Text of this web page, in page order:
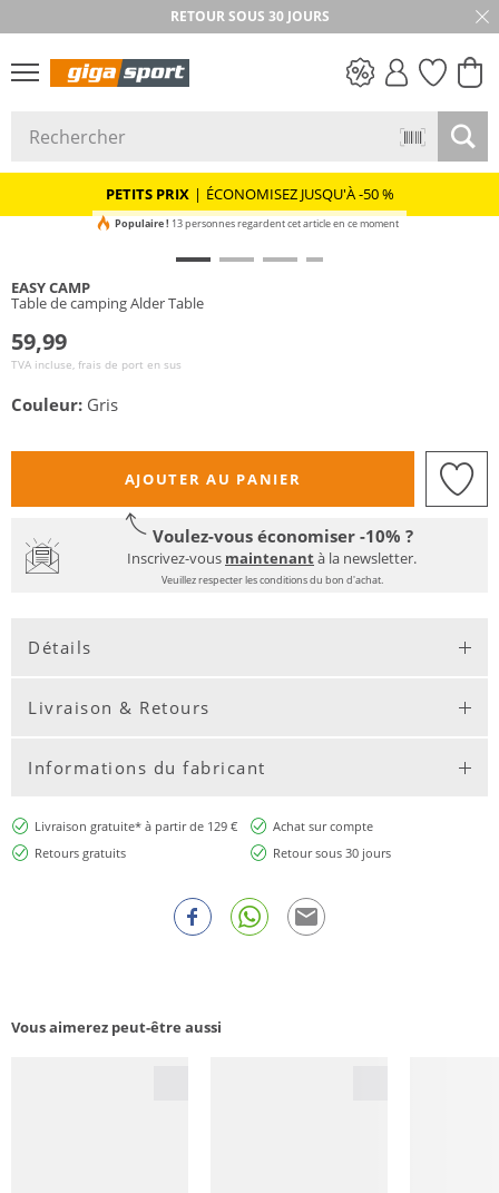
RETOUR SOUS 30 JOURS
PETITS PRIX | ÉCONOMISEZ JUSQU'À -50 %
Populaire ! 13 personnes regardent cet article en ce moment
EASY CAMP
Table de camping Alder Table
59,99
TVA incluse, frais de port en sus
Couleur: Gris
AJOUTER AU PANIER
Voulez-vous économiser -10% ?
Inscrivez-vous maintenantà la newsletter.
Veuillez respecter les conditions du bon d'achat.
Détails
Livraison & Retours
Informations du fabricant
Livraison gratuite* à partir de 129 €
Achat sur compte
Retours gratuits
Retour sous 30 jours
Vous aimerez peut-être aussi